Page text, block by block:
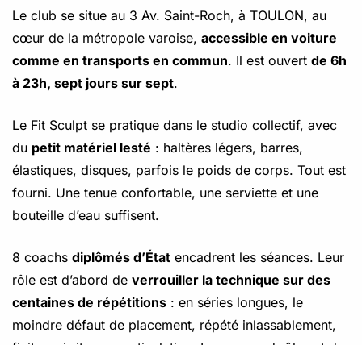
Le club se situe au 3 Av. Saint-Roch, à TOULON, au
cœur de la métropole varoise, accessible en voiture
comme en transports en commun. Il est ouvert de 6h
à 23h, sept jours sur sept.
Le Fit Sculpt se pratique dans le studio collectif, avec
du petit matériel lesté : haltères légers, barres,
élastiques, disques, parfois le poids de corps. Tout est
fourni. Une tenue confortable, une serviette et une
bouteille d’eau suffisent.
8 coachs diplômés d’État encadrent les séances. Leur
rôle est d’abord de verrouiller la technique sur des
centaines de répétitions : en séries longues, le
moindre défaut de placement, répété inlassablement,